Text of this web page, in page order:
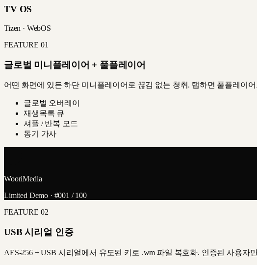
TV OS
Tizen · WebOS
FEATURE 01
글로벌 미니플레이어 + 풀플레이어
어떤 화면에 있든 하단 미니플레이어로 끊김 없는 청취. 탭하면 풀플레이
글로벌 오버레이
재생목록 큐
셔플 / 반복 모드
동기 가사
WooriMedia
Limited Demo · #001 / 100
FEATURE 02
USB 시리얼 인증
AES-256 + USB 시리얼에서 유도된 키로 .wm 파일 복호화. 인증된 사용자